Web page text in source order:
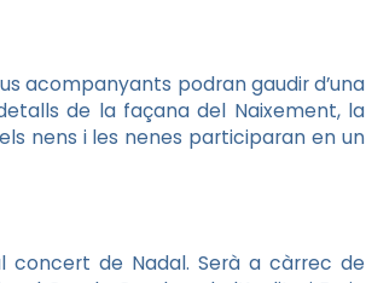
acompanyants podran gaudir d’una
de la façana del Naixement, la
nens i les nenes participaran en un
concert de Nadal. Serà a càrrec de